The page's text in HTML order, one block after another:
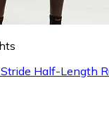
Half-Length